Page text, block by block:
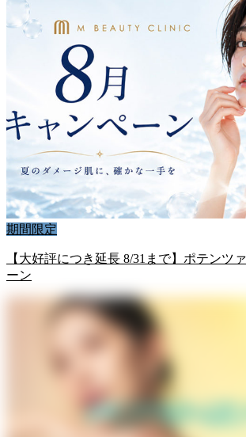
期間限定
【大好評につき延長 8/31まで】ポテンツ
ーン